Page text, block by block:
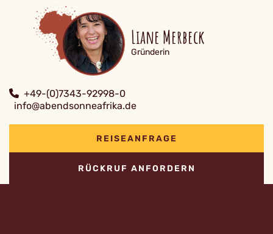
Liane Merbeck
Gründerin
+49-(0)7343-92998-0
info@abendsonneafrika.de
REISEANFRAGE
RÜCKRUF ANFORDERN